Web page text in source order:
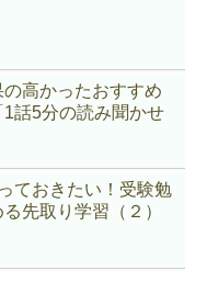
高かったおすすめ
話5分の読み聞かせ
ておきたい！受験勉
先取り学習（２）